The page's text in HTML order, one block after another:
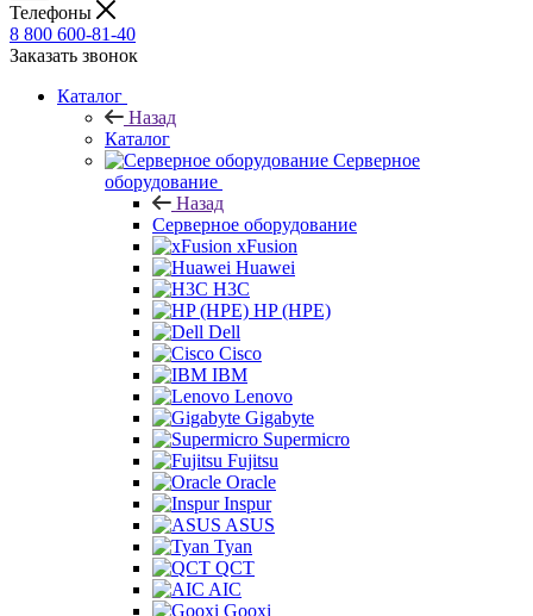
Телефоны
8 800 600-81-40
Заказать звонок
Каталог
Назад
Каталог
Серверное
оборудование
Назад
Серверное оборудование
xFusion
Huawei
H3C
HP (HPE)
Dell
Cisco
IBM
Lenovo
Gigabyte
Supermicro
Fujitsu
Oracle
Inspur
ASUS
Tyan
QCT
AIC
Gooxi